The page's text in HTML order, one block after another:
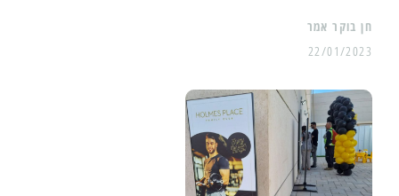
22/01/2023